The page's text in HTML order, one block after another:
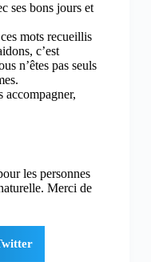
ses bons jours et
mots recueillis
c’est
n’êtes pas seuls
accompagner,
les personnes
Merci de